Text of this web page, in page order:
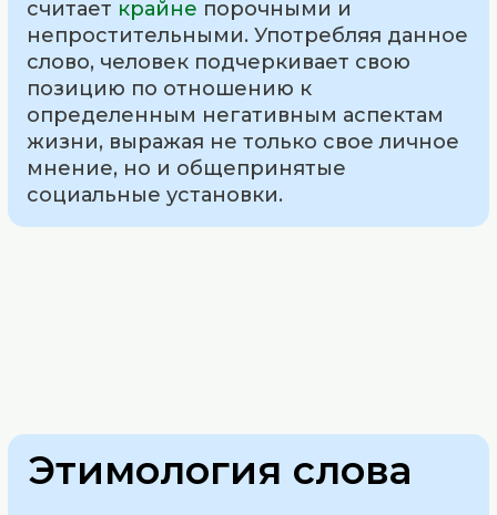
считает крайне порочными и
непростительными. Употребляя данное
слово, человек подчеркивает свою
позицию по отношению к
определенным негативным аспектам
жизни, выражая не только свое личное
мнение, но и общепринятые
социальные установки.
Этимология слова